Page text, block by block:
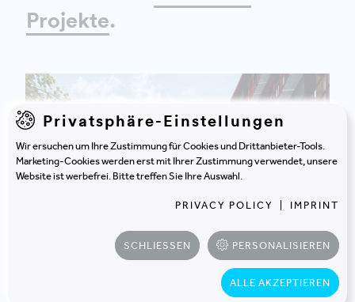
Projekte.
LANDKREIS POTSDAM-MITTELMARK
Privatsphäre-Einstellungen
Wir ersuchen um Ihre Zustimmung für Cookies und Drittanbieter-Tools.
Marketing-Cookies werden erst mit Ihrer Zustimmung verwendet, unsere
Website ist werbefrei. Bitte treffen Sie Ihre Auswahl.
PRIVACY POLICY IMPRINT
SCHLIESSEN PERSONALISIEREN
ALLE AKZEPTIEREN